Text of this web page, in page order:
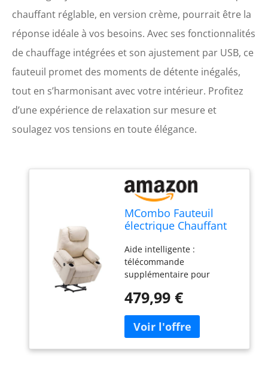
chauffant réglable, en version crème, pourrait être la
réponse idéale à vos besoins. Avec ses fonctionnalités
de chauffage intégrées et son ajustement par USB, ce
fauteuil promet des moments de détente inégalés,
tout en s’harmonisant avec votre intérieur. Profitez
d’une expérience de relaxation sur mesure et
soulagez vos tensions en toute élégance.
MCombo Fauteuil
électrique Chauffant
USB Crème
Aide intelligente :
télécommande
supplémentaire pour
contrôler le fauteuil de
Compagnon idéal pour les
personnes âgées et
handicapées pour
479,99 €